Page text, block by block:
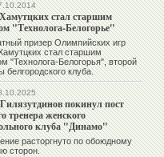
стал старшим
"Технолога-Белогорье"
призер Олимпийских игр
стал старшим
"Технолога-Белогорья", второй
белгородского клуба.
покинул пост
тренера женского
клуба "Динамо"
расторгнуто по обоюдному
сторон.